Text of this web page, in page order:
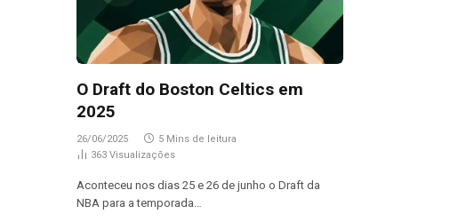
O Draft do Boston Celtics em
2025
26/06/2025
5 Mins de leitura
363 Visualizações
Aconteceu nos dias 25 e 26 de junho o Draft da
NBA para a temporada…